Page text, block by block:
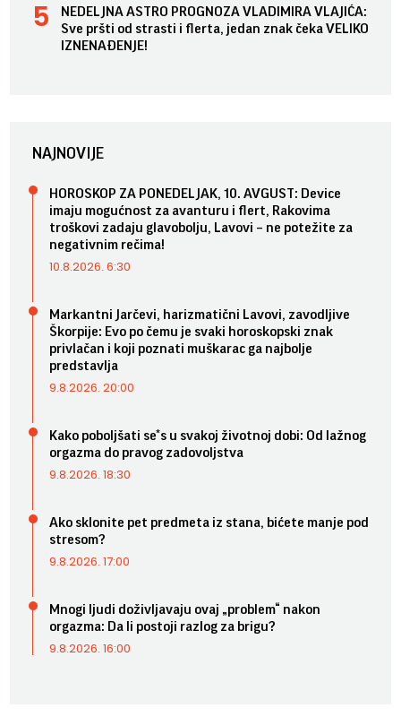
NEDELJNA ASTRO PROGNOZA VLADIMIRA VLAJIĆA:
Sve pršti od strasti i flerta, jedan znak čeka VELIKO
IZNENAĐENJE!
NAJNOVIJE
HOROSKOP ZA PONEDELJAK, 10. AVGUST: Device
imaju mogućnost za avanturu i flert, Rakovima
troškovi zadaju glavobolju, Lavovi – ne potežite za
negativnim rečima!
10.8.2026. 6:30
Markantni Jarčevi, harizmatični Lavovi, zavodljive
Škorpije: Evo po čemu je svaki horoskopski znak
privlačan i koji poznati muškarac ga najbolje
predstavlja
9.8.2026. 20:00
Kako poboljšati se*s u svakoj životnoj dobi: Od lažnog
orgazma do pravog zadovoljstva
9.8.2026. 18:30
Ako sklonite pet predmeta iz stana, bićete manje pod
stresom?
9.8.2026. 17:00
Mnogi ljudi doživljavaju ovaj „problem“ nakon
orgazma: Da li postoji razlog za brigu?
9.8.2026. 16:00